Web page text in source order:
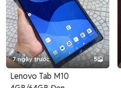
7 ngày trước 5
Lenovo Tab M10